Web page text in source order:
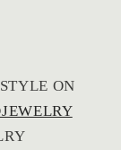
– ich
ON